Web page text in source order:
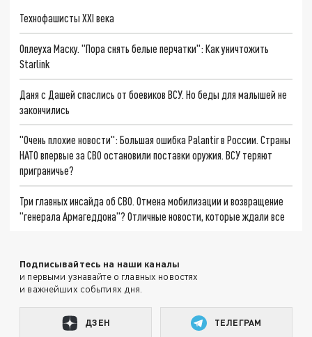
Технофашисты XXI века
Оплеуха Маску. "Пора снять белые перчатки": Как уничтожить
Starlink
Даня с Дашей спаслись от боевиков ВСУ. Но беды для малышей не
закончились
"Очень плохие новости": Большая ошибка Palantir в России. Страны
НАТО впервые за СВО остановили поставки оружия. ВСУ теряют
приграничье?
Три главных инсайда об СВО. Отмена мобилизации и возвращение
"генерала Армагеддона"? Отличные новости, которые ждали все
Подписывайтесь на наши каналы
и первыми узнавайте о главных новостях
и важнейших событиях дня.
ДЗЕН ТЕЛЕГРАМ